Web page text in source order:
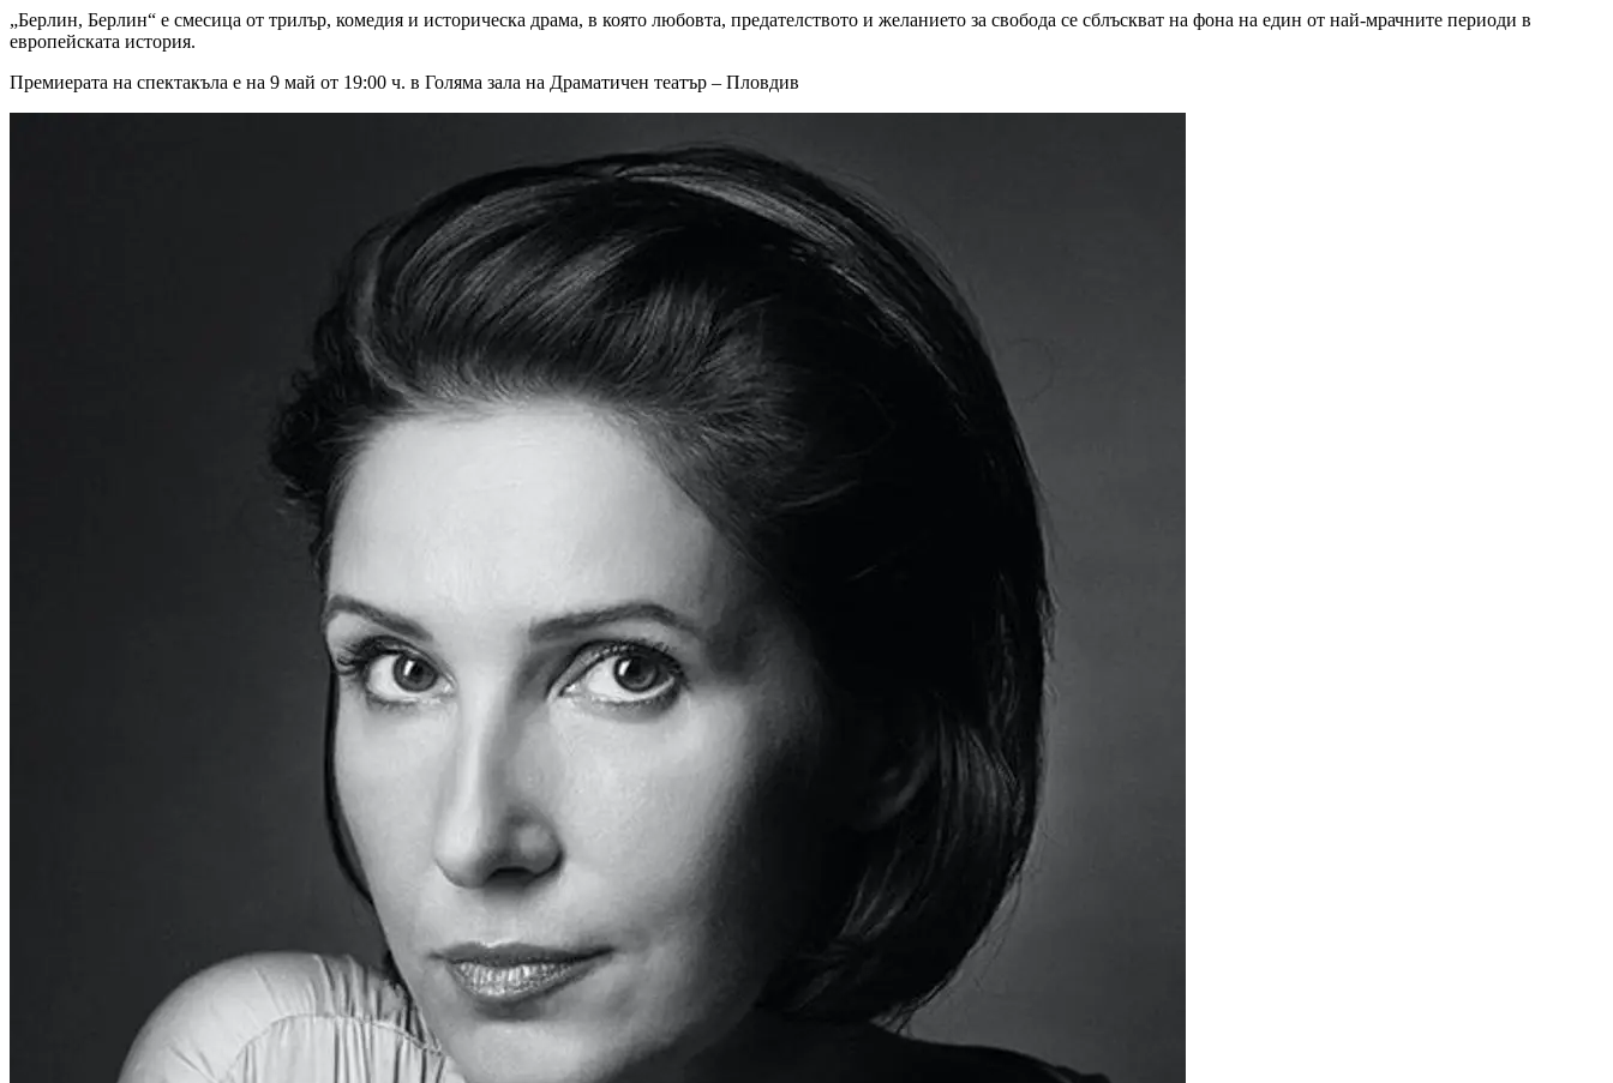
„Берлин, Берлин“ е смесица от трилър, комедия и историческа драма, в която любовта, предателството и желанието за свобода се сблъскват на фона на един от най-мрачните периоди в
европейската история.
Премиерата на спектакъла е на 9 май от 19:00 ч. в Голяма зала на Драматичен театър – Пловдив